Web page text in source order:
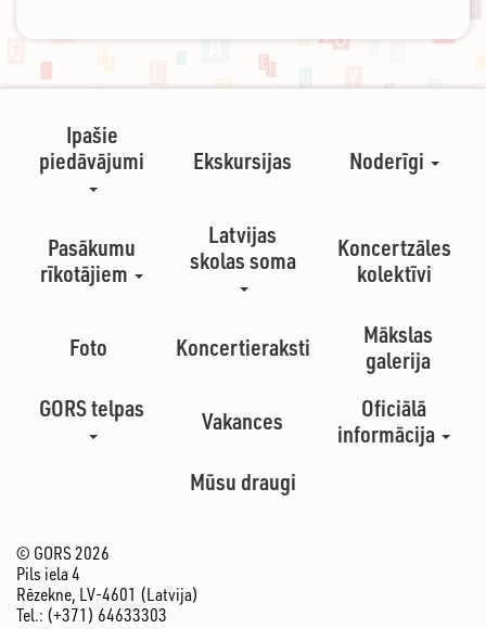
Ipašie
piedāvājumi
Ekskursijas Noderīgi
Pasākumu
rīkotājiem
Latvijas
skolas soma
Koncertzāles
kolektīvi
Foto Koncertieraksti
Mākslas
galerija
GORS telpas
Vakances
Oficiālā
informācija
Mūsu draugi
© GORS 2026
Pils iela 4
Rēzekne, LV-4601 (Latvija)
Tel.: (+371) 64633303